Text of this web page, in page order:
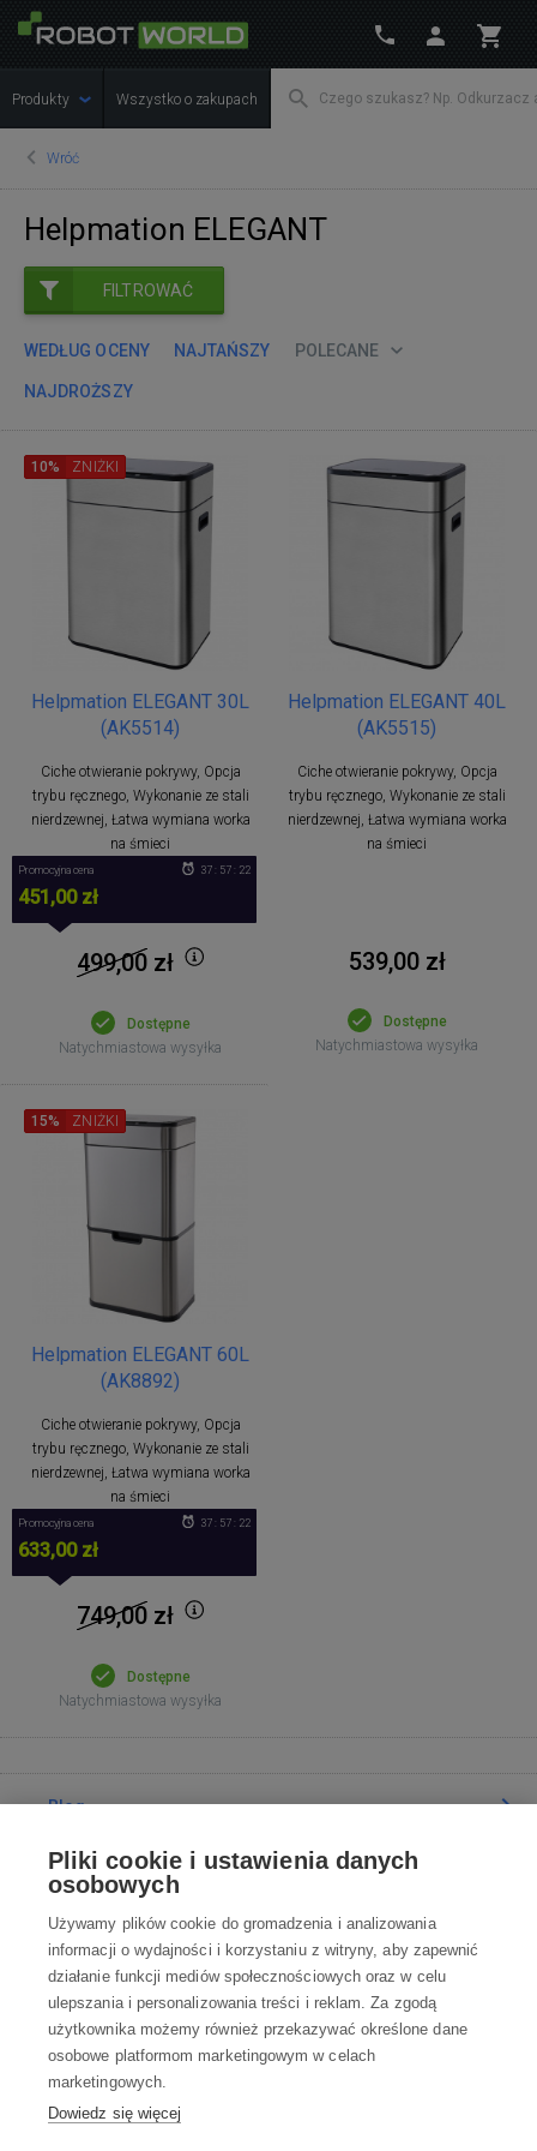
Produkty Wszystko o zakupach
Wróć
Helpmation ELEGANT
FILTROWAĆ
WEDŁUG OCENY NAJTAŃSZY POLECANE
NAJDROŻSZY
Helpmation ELEGANT 30L
(AK5514)
Ciche otwieranie pokrywy, Opcja
trybu ręcznego, Wykonanie ze stali
nierdzewnej, Łatwa wymiana worka
na śmieci
10% ZNIŻKI
Promocyjna cena
451,00 zł
37 : 57 : 22
499,00zł
Dostępne
Natychmiastowa wysyłka
Helpmation ELEGANT 40L
(AK5515)
Ciche otwieranie pokrywy, Opcja
trybu ręcznego, Wykonanie ze stali
nierdzewnej, Łatwa wymiana worka
na śmieci
539,00 zł
Dostępne
Natychmiastowa wysyłka
Helpmation ELEGANT 60L
(AK8892)
Ciche otwieranie pokrywy, Opcja
trybu ręcznego, Wykonanie ze stali
nierdzewnej, Łatwa wymiana worka
na śmieci
15% ZNIŻKI
Promocyjna cena
633,00 zł
37 : 57 : 22
749,00zł
Dostępne
Natychmiastowa wysyłka
Blog
Poradnia
Wszystko o zakupach
Kontakt
Skontaktuj się z Nami
Pliki cookie i ustawienia danych
osobowych
Używamy plików cookie do gromadzenia i analizowania
informacji o wydajności i korzystaniu z witryny, aby zapewnić
działanie funkcji mediów społecznościowych oraz w celu
ulepszania i personalizowania treści i reklam. Za zgodą
użytkownika możemy również przekazywać określone dane
osobowe platformom marketingowym w celach
marketingowych.
Dowiedz się więcej